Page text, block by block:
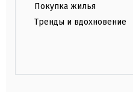
Покупка жилья
Тренды и вдохновение